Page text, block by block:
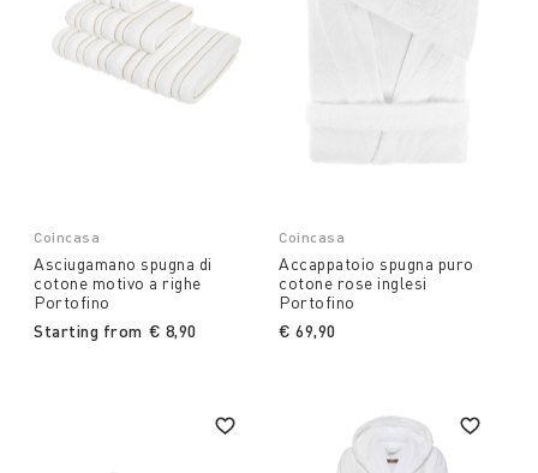
Coincasa
Asciugamano spugna di
cotone motivo a righe
Portofino
Starting from € 8,90
Coincasa
Accappatoio spugna puro
cotone rose inglesi
Portofino
€ 69,90